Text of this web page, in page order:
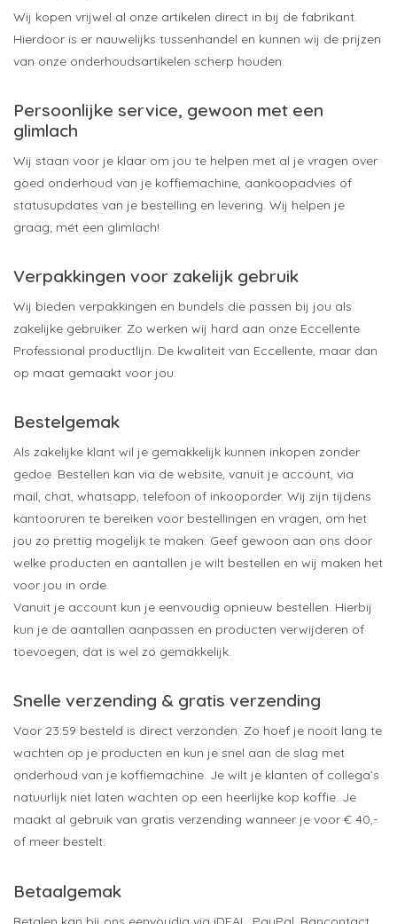
Wij kopen vrijwel al onze artikelen direct in bij de fabrikant.
Hierdoor is er nauwelijks tussenhandel en kunnen wij de prijzen
van onze onderhoudsartikelen scherp houden.
Persoonlijke service, gewoon met een
glimlach
Wij staan voor je klaar om jou te helpen met al je vragen over
goed onderhoud van je koffiemachine, aankoopadvies of
statusupdates van je bestelling en levering. Wij helpen je
graag; mét een glimlach!
Verpakkingen voor zakelijk gebruik
Wij bieden verpakkingen en bundels die passen bij jou als
zakelijke gebruiker. Zo werken wij hard aan onze Eccellente
Professional productlijn. De kwaliteit van Eccellente, maar dan
op maat gemaakt voor jou.
Bestelgemak
Als zakelijke klant wil je gemakkelijk kunnen inkopen zonder
gedoe. Bestellen kan via de website, vanuit je account, via
mail, chat, whatsapp, telefoon of inkooporder. Wij zijn tijdens
kantooruren te bereiken voor bestellingen en vragen, om het
jou zo prettig mogelijk te maken. Geef gewoon aan ons door
welke producten en aantallen je wilt bestellen en wij maken het
voor jou in orde.
Vanuit je account kun je eenvoudig opnieuw bestellen. Hierbij
kun je de aantallen aanpassen en producten verwijderen of
toevoegen, dat is wel zo gemakkelijk.
Snelle verzending & gratis verzending
Voor 23:59 besteld is direct verzonden. Zo hoef je nooit lang te
wachten op je producten en kun je snel aan de slag met
onderhoud van je koffiemachine. Je wilt je klanten of collega’s
natuurlijk niet laten wachten op een heerlijke kop koffie. Je
maakt al gebruik van gratis verzending wanneer je voor € 40,-
of meer bestelt.
Betaalgemak